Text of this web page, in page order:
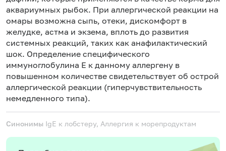
аквариумных рыбок. При аллергической реакции на
омары возможна сыпь, отеки, дискомфорт в
желудке, астма и экзема, вплоть до развития
системных реакций, таких как анафилактический
шок. Определение специфического
иммуноглобулина Е к данному аллергену в
повышенном количестве свидетельствует об острой
аллергической реакции (гиперчувствительность
немедленного типа).
Синонимы IgE к лобстеру, Аллергия к морепродуктам